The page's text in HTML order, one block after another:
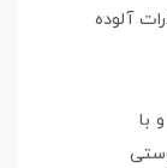
آلوده
با